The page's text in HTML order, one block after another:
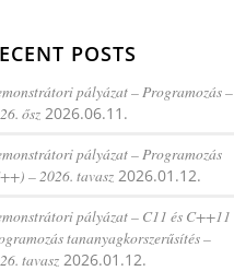
POSTS
pályázat – Programozás –
ősz 2026.06.11.
pályázat – Programozás
– 2026. tavasz 2026.01.12.
pályázat – C11 és C++11
tananyagkorszerűsítés –
tavasz 2026.01.12.